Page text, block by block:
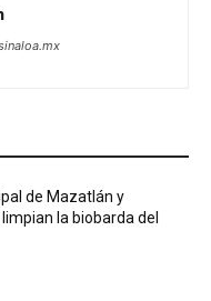
de Mazatlán y
la biobarda del